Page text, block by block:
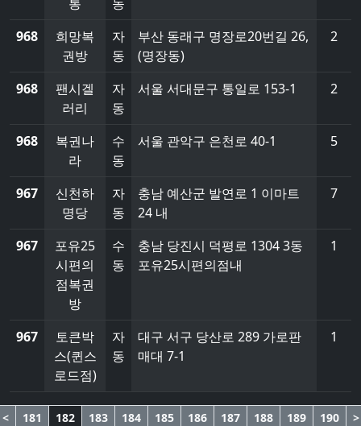
968
희망복
권방
자
동
부산 동래구 명장로20번길 26,
(명장동)
2
968
팬시겔
러리
자
동
서울 서대문구 통일로 153-1 2
968
복권나
라
수
동
서울 관악구 은천로 40-1 5
967
신천하
명당
자
동
충남 예산군 발연로 1 이마트
24 내
7
967
포유25
시편의
점복권
방
수
동
충남 당진시 덕평로 1304 3동
포유25시편의점내
1
967
토큰박
스(퀸스
로드점)
자
동
대구 서구 당산로 289 가로판
매대 7-1
1
< 181 182 183 184 185 186 187 188 189 190 >